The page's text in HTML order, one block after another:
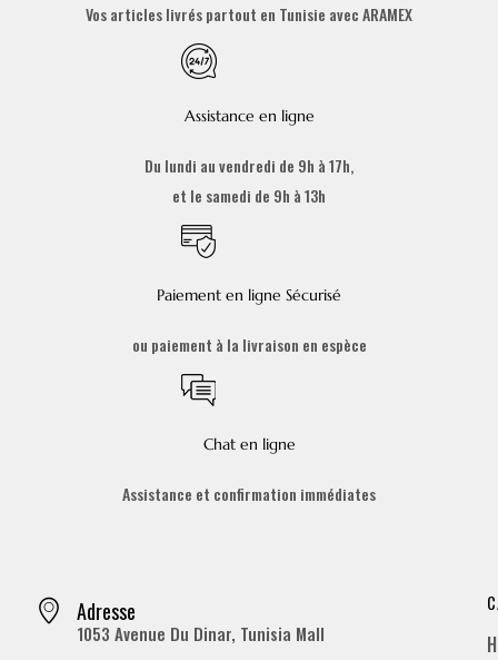
Vos articles livrés partout en Tunisie avec ARAMEX
Assistance en ligne
Du lundi au vendredi de 9h à 17h,
et le samedi de 9h à 13h
Paiement en ligne Sécurisé
ou paiement à la livraison en espèce
Chat en ligne
Assistance et confirmation immédiates
Adresse
1053 Avenue Du Dinar, Tunisia Mall